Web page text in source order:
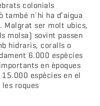
colonials
n´hi ha d’aigua
Malgrat ser molt ubics,
molsa) sovint passen
hidraris, coralls o
6.000 espècies
en èpoques
espècies en el
roques